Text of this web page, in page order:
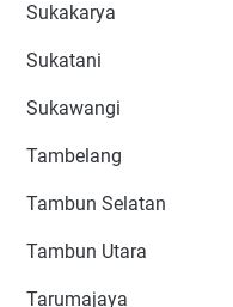
Sukakarya
Sukatani
Sukawangi
Tambelang
Tambun Selatan
Tambun Utara
Tarumajaya